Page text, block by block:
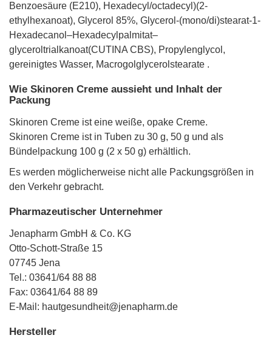
Benzoesäure (E210), Hexadecyl/octadecyl)(2-
ethylhexanoat), Glycerol 85%, Glycerol-(mono/di)stearat-1-
Hexadecanol–Hexadecylpalmitat–
glyceroltrialkanoat(CUTINA CBS), Propylenglycol,
gereinigtes Wasser, Macrogolglycerolstearate .
Wie Skinoren Creme aussieht und Inhalt der
Packung
Skinoren Creme ist eine weiße, opake Creme.
Skinoren Creme ist in Tuben zu 30 g, 50 g und als
Bündelpackung 100 g (2 x 50 g) erhältlich.
Es werden möglicherweise nicht alle Packungsgrößen in
den Verkehr gebracht.
Pharmazeutischer Unternehmer
Jenapharm GmbH & Co. KG
Otto-Schott-Straße 15
07745 Jena
Tel.: 03641/64 88 88
Fax: 03641/64 88 89
E-Mail: hautgesundheit@jenapharm.de
Hersteller